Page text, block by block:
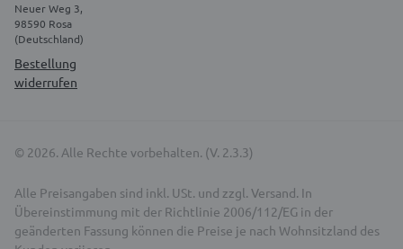
Neuer Weg 3,
98590 Rosa
(Deutschland)
Bestellung
widerrufen
© 2026. Alle Rechte vorbehalten. (V. 2.3.3)
Alle Preisangaben sind inkl. USt. und zzgl. Versand. In
Übereinstimmung mit der Richtlinie 2006/112/EG in der
geänderten Fassung können die Preise je nach Wohnsitzland des